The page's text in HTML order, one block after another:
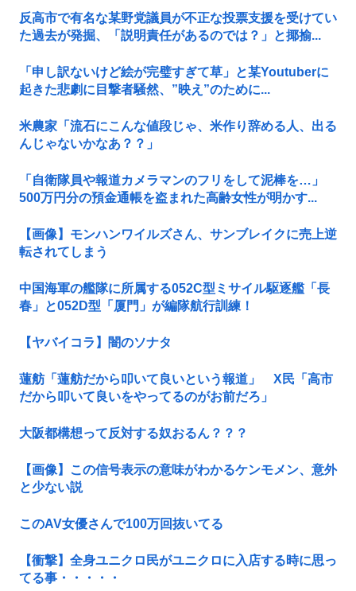
反高市で有名な某野党議員が不正な投票支援を受けてい
た過去が発掘、「説明責任があるのでは？」と揶揄...
「申し訳ないけど絵が完璧すぎて草」と某Youtuberに
起きた悲劇に目撃者騒然、”映え”のために...
米農家「流石にこんな値段じゃ、米作り辞める人、出る
んじゃないかなあ？？」
「自衛隊員や報道カメラマンのフリをして泥棒を…」
500万円分の預金通帳を盗まれた高齢女性が明かす...
【画像】モンハンワイルズさん、サンブレイクに売上逆
転されてしまう
中国海軍の艦隊に所属する052C型ミサイル駆逐艦「長
春」と052D型「厦門」が編隊航行訓練！
【ヤバイコラ】闇のソナタ
蓮舫「蓮舫だから叩いて良いという報道」 X民「高市
だから叩いて良いをやってるのがお前だろ」
大阪都構想って反対する奴おるん？？？
【画像】この信号表示の意味がわかるケンモメン、意外
と少ない説
このAV女優さんで100万回抜いてる
【衝撃】全身ユニクロ民がユニクロに入店する時に思っ
てる事・・・・・